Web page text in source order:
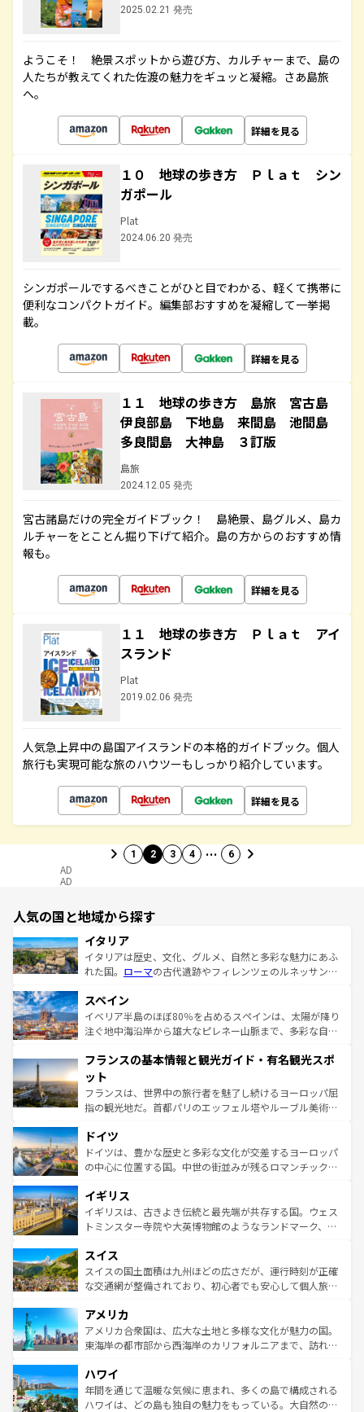
2025.02.21 発売
ようこそ！ 絶景スポットから遊び方、カルチャーまで、島の
人たちが教えてくれた佐渡の魅力をギュッと凝縮。さあ島旅
へ。
詳細を見る
１０ 地球の歩き方 Ｐｌａｔ シン
ガポール
Plat
2024.06.20 発売
シンガポールでするべきことがひと目でわかる、軽くて携帯に
便利なコンパクトガイド。編集部おすすめを凝縮して一挙掲
載。
詳細を見る
１１ 地球の歩き方 島旅 宮古島
伊良部島 下地島 来間島 池間島
多良間島 大神島 ３訂版
島旅
2024.12.05 発売
宮古諸島だけの完全ガイドブック！ 島絶景、島グルメ、島カ
ルチャーをとことん掘り下げて紹介。島の方からのおすすめ情
報も。
詳細を見る
１１ 地球の歩き方 Ｐｌａｔ アイ
スランド
Plat
2019.02.06 発売
人気急上昇中の島国アイスランドの本格的ガイドブック。個人
旅行も実現可能な旅のハウツーもしっかり紹介しています。
詳細を見る
1 2 3 4 … 6
AD
AD
人気の国と地域から探す
イタリア
イタリアは歴史、文化、グルメ、自然と多彩な魅力にあふ
れた国。 ローマの古代遺跡やフィレンツェのルネッサンス
ろん、トスカーナの美しい田園風景やアマルフィ海岸の絶
景など、自然景観も見逃せない。観光の合間には、本場の
ピザやパスタなど、絶品のイタリア料理を堪能することも
ませてくれるイタリアで、忘れられない旅をしてみよう！
なお、新着のイタリア情報は
しい。
スペイン
イベリア半島のほぼ80％を占めるスペインは、太陽が降り
注ぐ地中海沿岸から雄大なピレネー山脈まで、多彩な自然
文化が根付くこの国では、情熱的なフラメンコ、熱気あふ
れる闘牛、そして美味しいタパスが生活の一部となってい
る。首都マドリードの洗練された雰囲気や、バルセロナの
アートに溢れた街角から、地方では古代ローマ遺跡や中世
せる。地方によって風土や気候が異なるスペインはその個
性で訪れる人を魅了する。 なお、新着のスペイン情報は コ
ンテンツ一覧を参照してほしい。
フランスの基本情報と観光ガイド・有名観光スポ
ット
フランスは、世界中の旅行者を魅了し続けるヨーロッパ屈
指の観光地だ。首都パリのエッフェル塔やルーブル美術館
で、幅広い魅力が詰まっている。華麗な宮殿、歴史的な大
聖堂、美しいビーチ、そして豊かな自然が、訪れる者を心
から魅了する。また、フランスは美食の国としても知ら
いる。シャンパンの発祥地であるランス、プロヴァンスの
香り高いラベンダー畑など、多彩な楽しみ方が可能だ。さ
らに、パリ以外の地域にも魅力が溢れており、どの街角に
れる地方に足を運ぶとそれぞれで全く異なる文化を体験で
きるだろう。 なお、新着のフランス情報はコンテンツ一覧
を参照してほしい。
ドイツ
ドイツは、豊かな歴史と多彩な文化が交差するヨーロッパ
の中心に位置する国。中世の街並みが残るロマンチック街
顔を持つこの国は、どこを歩いても飽きることがない。ベ
ルリンの文化的活気、バイエルン州のアルプスの絶景、そ
してライン川沿いのワイン畑といった風景は必見。ビール
は、お酒好きな人にはぜひ体験してほしい。 なお、新着の
ドイツ情報はコンテンツ一覧を参照してほしい。
イギリス
イギリスは、古きよき伝統と最先端が共存する国。ウェス
トミンスター寺院や大英博物館のようなランドマーク、歴
リアごとに異なる魅力がある。また、優雅なアフタヌーン
ティー、ビール好きにはたまらない英国パブ、サッカー観
戦など、本場だからこそできる体験も豊富。イギリスを旅
ンツ一覧を参照してほしい。
スイス
スイスの国土面積は九州ほどの広さだが、運行時刻が正確
な交通網が整備されており、初心者でも安心して個人旅行
の建物がそのまま残る町や、スイスならではのユニークな
博物館もあり、アルプス観光だけでなく町歩きも満喫する
ことができる。国民の所得が高いため物価も高いが、旅行
ば市内交通費無料で観光を楽しむこともできる。 なお、新
着のスイス情報はコンテンツ一覧 を参照してほしい。
アメリカ
アメリカ合衆国は、広大な土地と多様な文化が魅力の国。
東海岸の都市部から西海岸のカリフォルニアまで、訪れる
のような巨大都市は、観光、ショッピング、エンターテイ
ンメントが詰まった刺激的なスポットだ。一方、アメリカ
西部には大自然が広がり、グランドキャニオンやイエロー
ハワイ
年間を通じて温暖な気候に恵まれ、多くの島で構成される
ハワイは、どの島も独自の魅力をもっている。大自然の神